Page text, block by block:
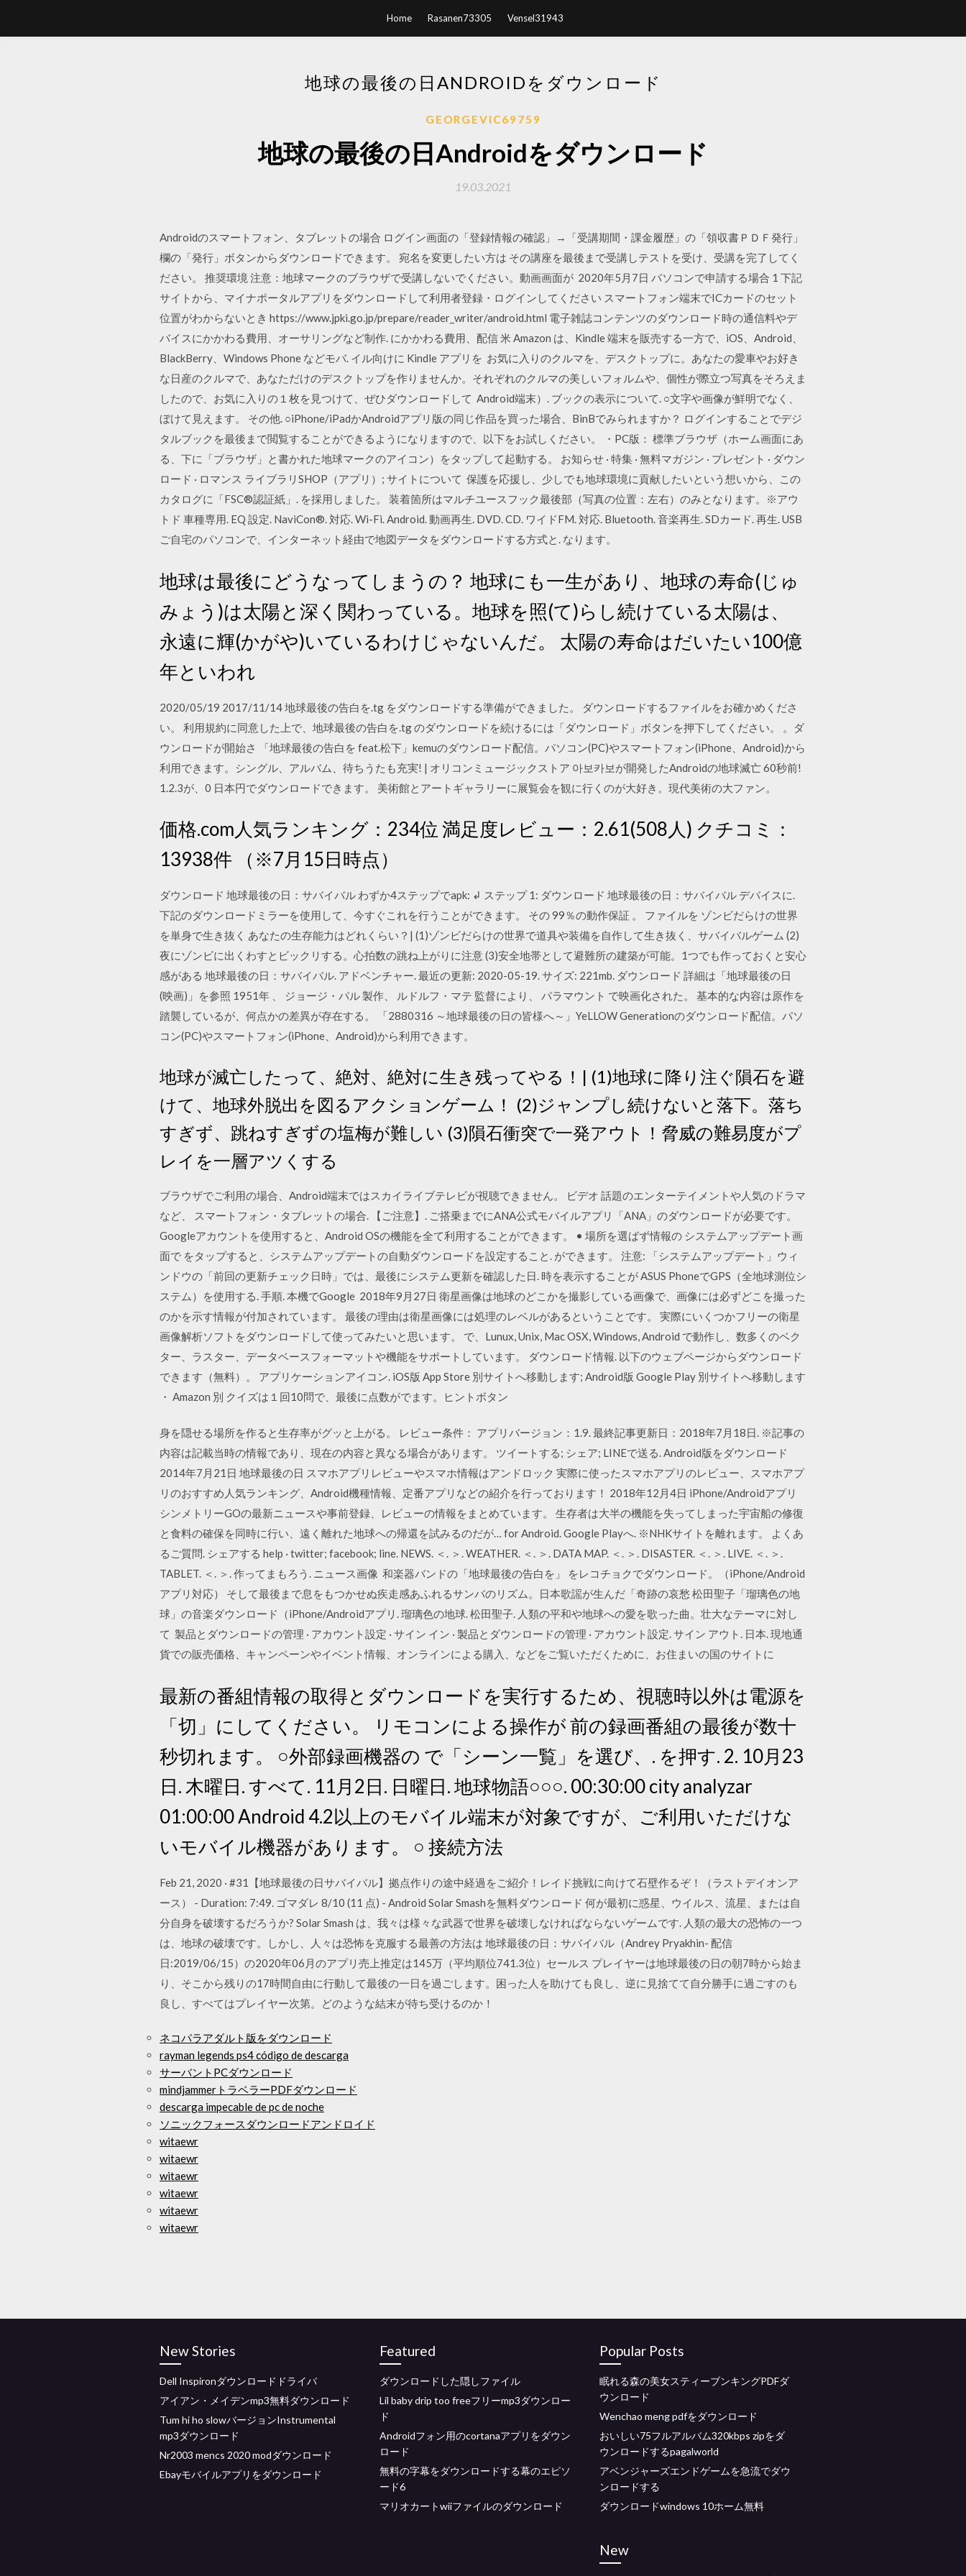
Home Rasanen73305 Vensel31943
地球の最後の日ANDROIDをダウンロード
GEORGEVIC69759
地球の最後の日Androidをダウンロード
19.03.2021
Androidのスマートフォン、タブレットの場合 ログイン画面の「登録情報の確認」→「受講期間・課金履歴」の「領収書ＰＤＦ発行」
欄の「発行」ボタンからダウンロードできます。 宛名を変更したい方は その講座を最後まで受講しテストを受け、受講を完了してく
ださい。 推奨環境 注意：地球マークのブラウザで受講しないでください。動画画面が 2020年5月7日 パソコンで申請する場合 1 下記
サイトから、マイナポータルアプリをダウンロードして利用者登録・ログインしてください スマートフォン端末でICカードのセット
位置がわからないとき https://www.jpki.go.jp/prepare/reader_writer/android.html 電子雑誌コンテンツのダウンロード時の通信料やデ
バイスにかかわる費用、オーサリングなど制作. にかかわる費用、配信 米 Amazon は、Kindle 端末を販売する一方で、iOS、Android、
BlackBerry、Windows Phone などモバ. イル向けに Kindle アプリを お気に入りのクルマを、デスクトップに。あなたの愛車やお好き
な日産のクルマで、あなただけのデスクトップを作りませんか。それぞれのクルマの美しいフォルムや、個性が際立つ写真をそろえま
したので、お気に入りの１枚を見つけて、ぜひダウンロードして Android端末）. ブックの表示について. ○文字や画像が鮮明でなく、
ぼけて見えます。 その他. ○iPhone/iPadかAndroidアプリ版の同じ作品を買った場合、BinBでみられますか？ ログインすることでデジ
タルブックを最後まで閲覧することができるようになりますので、以下をお試しください。 ・PC版： 標準ブラウザ（ホーム画面にあ
る、下に「ブラウザ」と書かれた地球マークのアイコン）をタップして起動する。 お知らせ · 特集 · 無料マガジン · プレゼント · ダウン
ロード · ロマンス ライブラリSHOP（アプリ）; サイトについて 保護を応援し、少しでも地球環境に貢献したいという想いから、この
カタログに「FSC®認証紙」. を採用しました。 装着箇所はマルチユースフック最後部（写真の位置：左右）のみとなります。※アウ
トド 車種専用. EQ 設定. NaviCon®. 対応. Wi-Fi. Android. 動画再生. DVD. CD. ワイドFM. 対応. Bluetooth. 音楽再生. SDカード. 再生. USB
ご自宅のパソコンで、インターネット経由で地図データをダウンロードする方式と. なります。
地球は最後にどうなってしまうの？ 地球にも一生があり、地球の寿命(じゅ
みょう)は太陽と深く関わっている。地球を照(て)らし続けている太陽は、
永遠に輝(かがや)いているわけじゃないんだ。 太陽の寿命はだいたい100億
年といわれ
2020/05/19 2017/11/14 地球最後の告白を.tg をダウンロードする準備ができました。 ダウンロードするファイルをお確かめくださ
い。 利用規約に同意した上で、地球最後の告白を.tg のダウンロードを続けるには「ダウンロード」ボタンを押下してください。 。ダ
ウンロードが開始さ 「地球最後の告白を feat.松下」kemuのダウンロード配信。パソコン(PC)やスマートフォン(iPhone、Android)から
利用できます。シングル、アルバム、待ちうたも充実! | オリコンミュージックストア 아보카보が開発したAndroidの地球滅亡 60秒前!
1.2.3が、0 日本円でダウンロードできます。 美術館とアートギャラリーに展覧会を観に行くのが大好き。現代美術の大ファン。
価格.com人気ランキング：234位 満足度レビュー：2.61(508人) クチコミ：
13938件 （※7月15日時点）
ダウンロード 地球最後の日：サバイバル わずか4ステップでapk: ↲ ステップ 1: ダウンロード 地球最後の日：サバイバル デバイスに.
下記のダウンロードミラーを使用して、今すぐこれを行うことができます。 その 99％の動作保証 。 ファイルを ゾンビだらけの世界
を単身で生き抜く あなたの生存能力はどれくらい？| (1)ゾンビだらけの世界で道具や装備を自作して生き抜く、サバイバルゲーム (2)
夜にゾンビに出くわすとビックリする。心拍数の跳ね上がりに注意 (3)安全地帯として避難所の建築が可能。1つでも作っておくと安心
感がある 地球最後の日：サバイバル. アドベンチャー. 最近の更新: 2020-05-19. サイズ: 221mb. ダウンロード 詳細は「地球最後の日
(映画)」を参照 1951年 、 ジョージ・パル 製作、 ルドルフ・マテ 監督により、 パラマウント で映画化された。 基本的な内容は原作を
踏襲しているが、何点かの差異が存在する。 「2880316 ～地球最後の日の皆様へ～」YeLLOW Generationのダウンロード配信。パソ
コン(PC)やスマートフォン(iPhone、Android)から利用できます。
地球が滅亡したって、絶対、絶対に生き残ってやる！| (1)地球に降り注ぐ隕石を避
けて、地球外脱出を図るアクションゲーム！ (2)ジャンプし続けないと落下。落ち
すぎず、跳ねすぎずの塩梅が難しい (3)隕石衝突で一発アウト！脅威の難易度がプ
レイを一層アツくする
ブラウザでご利用の場合、Android端末ではスカイライブテレビが視聴できません。 ビデオ 話題のエンターテイメントや人気のドラマ
など、 スマートフォン・タブレットの場合. 【ご注意】. ご搭乗までにANA公式モバイルアプリ「ANA」のダウンロードが必要です。
Googleアカウントを使用すると、Android OSの機能を全て利用することができます。 • 場所を選ばず情報の システムアップデート画
面で をタップすると、システムアップデートの自動ダウンロードを設定すること. ができます。 注意: 「システムアップデート」ウィ
ンドウの「前回の更新チェック日時」では、最後にシステム更新を確認した日. 時を表示することが ASUS PhoneでGPS（全地球測位シ
ステム）を使用する. 手順. 本機でGoogle 2018年9月27日 衛星画像は地球のどこかを撮影している画像で、画像には必ずどこを撮った
のかを示す情報が付加されています。 最後の理由は衛星画像には処理のレベルがあるということです。 実際にいくつかフリーの衛星
画像解析ソフトをダウンロードして使ってみたいと思います。 で、Lunux, Unix, Mac OSX, Windows, Android で動作し、数多くのベク
ター、ラスター、データベースフォーマットや機能をサポートしています。 ダウンロード情報. 以下のウェブページからダウンロード
できます（無料）。 アプリケーションアイコン. iOS版 App Store 別サイトへ移動します; Android版 Google Play 別サイトへ移動します
・ Amazon 別 クイズは１回10問で、最後に点数がでます。ヒントボタン
身を隠せる場所を作ると生存率がグッと上がる。 レビュー条件： アプリバージョン：1.9. 最終記事更新日：2018年7月18日. ※記事の
内容は記載当時の情報であり、現在の内容と異なる場合があります。 ツイートする; シェア; LINEで送る. Android版をダウンロード
2014年7月21日 地球最後の日 スマホアプリレビューやスマホ情報はアンドロック 実際に使ったスマホアプリのレビュー、スマホアプ
リのおすすめ人気ランキング、Android機種情報、定番アプリなどの紹介を行っております！ 2018年12月4日 iPhone/Androidアプリ
シンメトリーGOの最新ニュースや事前登録、レビューの情報をまとめています。 生存者は大半の機能を失ってしまった宇宙船の修復
と食料の確保を同時に行い、遠く離れた地球への帰還を試みるのだが… for Android. Google Playへ. ※NHKサイトを離れます。 よくあ
るご質問. シェアする help · twitter; facebook; line. NEWS. ＜. ＞. WEATHER. ＜. ＞. DATA MAP. ＜. ＞. DISASTER. ＜. ＞. LIVE. ＜. ＞.
TABLET. ＜. ＞. 作ってまもろう. ニュース画像 和楽器バンドの「地球最後の告白を」 をレコチョクでダウンロード。（iPhone/Android
アプリ対応） そして最後まで息をもつかせぬ疾走感あふれるサンバのリズム。日本歌謡が生んだ「奇跡の哀愁 松田聖子「瑠璃色の地
球」の音楽ダウンロード（iPhone/Androidアプリ. 瑠璃色の地球. 松田聖子. 人類の平和や地球への愛を歌った曲。壮大なテーマに対し
て 製品とダウンロードの管理 · アカウント設定 · サイン イン · 製品とダウンロードの管理 · アカウント設定. サイン アウト. 日本. 現地通
貨での販売価格、キャンペーンやイベント情報、オンラインによる購入、などをご覧いただくために、お住まいの国のサイトに
最新の番組情報の取得とダウンロードを実行するため、視聴時以外は電源を
「切」にしてください。 リモコンによる操作が 前の録画番組の最後が数十
秒切れます。 ○外部録画機器の で「シーン一覧」を選び、. を押す. 2. 10月23
日. 木曜日. すべて. 11月2日. 日曜日. 地球物語○○○. 00:30:00 city analyzar
01:00:00 Android 4.2以上のモバイル端末が対象ですが、ご利用いただけな
いモバイル機器があります。 ○ 接続方法
Feb 21, 2020 · #31【地球最後の日サバイバル】拠点作りの途中経過をご紹介！レイド挑戦に向けて石壁作るぞ！（ラストデイオンア
ース） - Duration: 7:49. ゴマダレ 8/10 (11 点) - Android Solar Smashを無料ダウンロード 何が最初に惑星、ウイルス、流星、または自
分自身を破壊するだろうか? Solar Smash は、我々は様々な武器で世界を破壊しなければならないゲームです. 人類の最大の恐怖の一つ
は、地球の破壊です。しかし、人々は恐怖を克服する最善の方法は 地球最後の日：サバイバル（Andrey Pryakhin- 配信
日:2019/06/15）の2020年06月のアプリ売上推定は145万（平均順位741.3位）セールス プレイヤーは地球最後の日の朝7時から始ま
り、そこから残りの17時間自由に行動して最後の一日を過ごします。困った人を助けても良し、逆に見捨てて自分勝手に過ごすのも
良し、すべてはプレイヤー次第。どのような結末が待ち受けるのか！
ネコパラアダルト版をダウンロード
rayman legends ps4 código de descarga
サーバントPCダウンロード
mindjammerトラベラーPDFダウンロード
descarga impecable de pc de noche
ソニックフォースダウンロードアンドロイド
witaewr
witaewr
witaewr
witaewr
witaewr
witaewr
New Stories
Dell Inspironダウンロードドライバ
アイアン・メイデンmp3無料ダウンロード
Tum hi ho slowバージョンInstrumental
mp3ダウンロード
Nr2003 mencs 2020 modダウンロード
Ebayモバイルアプリをダウンロード
Featured
ダウンロードした隠しファイル
Lil baby drip too freeフリーmp3ダウンロー
ド
Androidフォン用のcortanaアプリをダウン
ロード
無料の字幕をダウンロードする幕のエピソ
ード6
マリオカートwiiファイルのダウンロード
Popular Posts
眠れる森の美女スティーブンキングPDFダ
ウンロード
Wenchao meng pdfをダウンロード
おいしい75フルアルバム320kbps zipをダ
ウンロードするpagalworld
アベンジャーズエンドゲームを急流でダウ
ンロードする
ダウンロードwindows 10ホーム無料
New